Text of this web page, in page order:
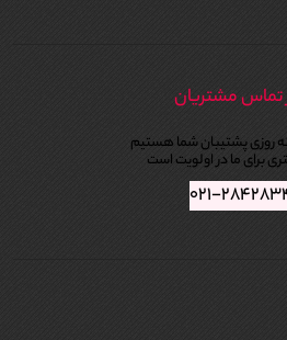
تماس مشتریان
روزی پشتیبان شما هستیم
برای ما در اولویت است
۲۸۴۲۸۳۴۸